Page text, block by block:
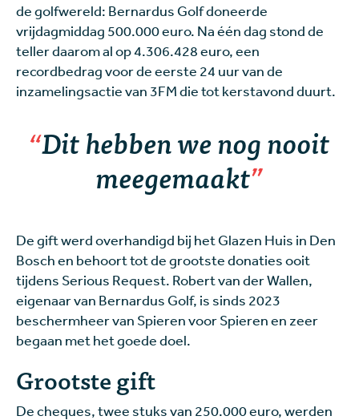
de golfwereld: Bernardus Golf doneerde
vrijdagmiddag 500.000 euro. Na één dag stond de
teller daarom al op 4.306.428 euro, een
recordbedrag voor de eerste 24 uur van de
inzamelingsactie van 3FM die tot kerstavond duurt.
Dit hebben we nog nooit
meegemaakt
De gift werd overhandigd bij het Glazen Huis in Den
Bosch en behoort tot de grootste donaties ooit
tijdens Serious Request. Robert van der Wallen,
eigenaar van Bernardus Golf, is sinds 2023
beschermheer van Spieren voor Spieren en zeer
begaan met het goede doel.
Grootste gift
De cheques, twee stuks van 250.000 euro, werden